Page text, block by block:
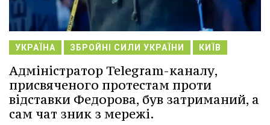
УКРАЇНА ЗБРОЙНІ СИЛИ УКРАЇНИ КИЇВ
Адміністратор Telegram-каналу,
присвяченого протестам проти
відставки Федорова, був затриманий, а
сам чат зник з мережі.